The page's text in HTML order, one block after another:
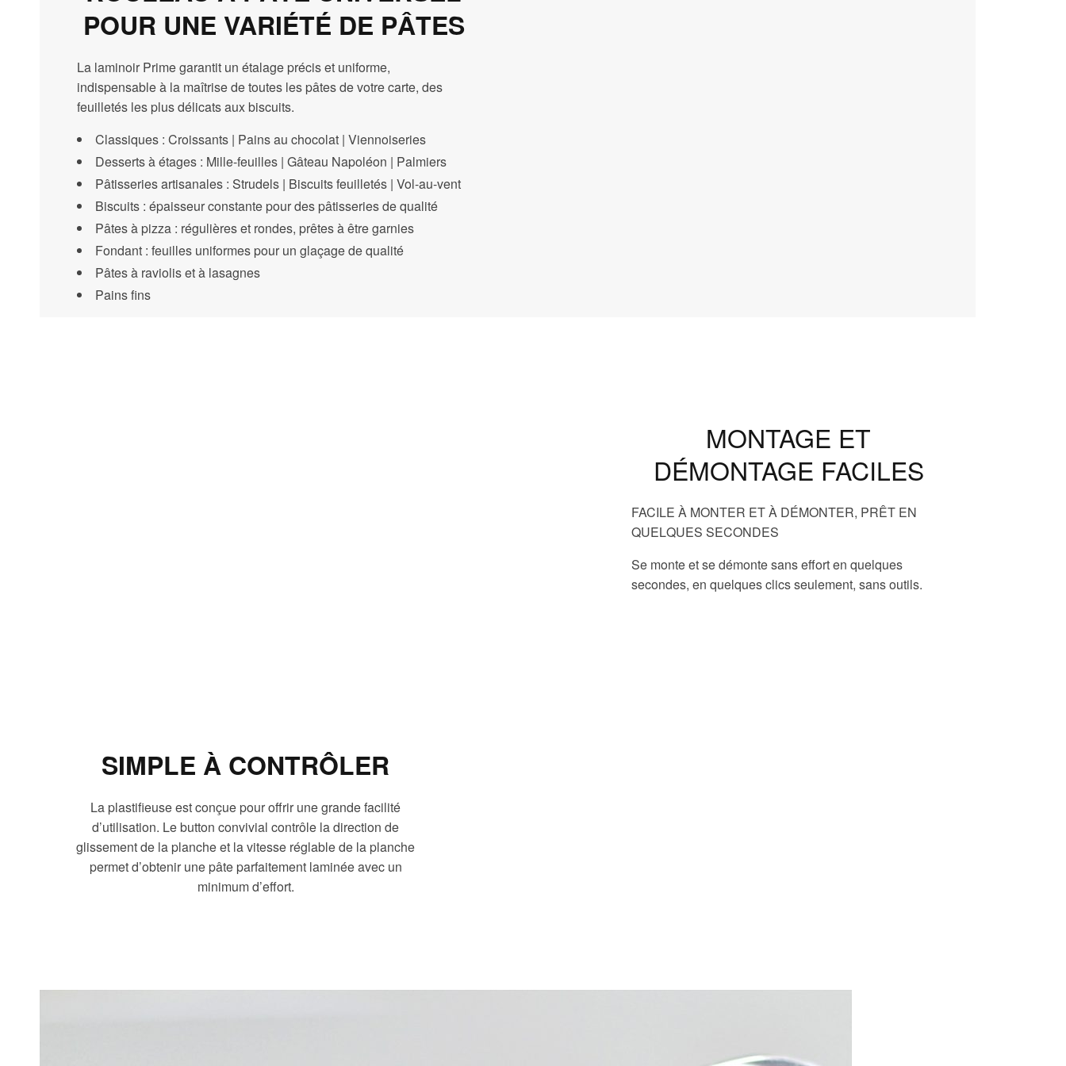
POUR UNE VARIÉTÉ DE PÂTES
La laminoir Prime garantit un étalage précis et uniforme,
indispensable à la maîtrise de toutes les pâtes de votre carte, des
feuilletés les plus délicats aux biscuits.
Classiques : Croissants | Pains au chocolat | Viennoiseries
Desserts à étages : Mille-feuilles | Gâteau Napoléon | Palmiers
Pâtisseries artisanales : Strudels | Biscuits feuilletés | Vol-au-vent
Biscuits : épaisseur constante pour des pâtisseries de qualité
Pâtes à pizza : régulières et rondes, prêtes à être garnies
Fondant : feuilles uniformes pour un glaçage de qualité
Pâtes à raviolis et à lasagnes
Pains fins
MONTAGE ET
DÉMONTAGE FACILES
FACILE À MONTER ET À DÉMONTER, PRÊT EN
QUELQUES SECONDES
Se monte et se démonte sans effort en quelques
secondes, en quelques clics seulement, sans outils.
SIMPLE À CONTRÔLER
La plastifieuse est conçue pour offrir une grande facilité
d’utilisation. Le button convivial contrôle la direction de
glissement de la planche et la vitesse réglable de la planche
permet d’obtenir une pâte parfaitement laminée avec un
minimum d’effort.